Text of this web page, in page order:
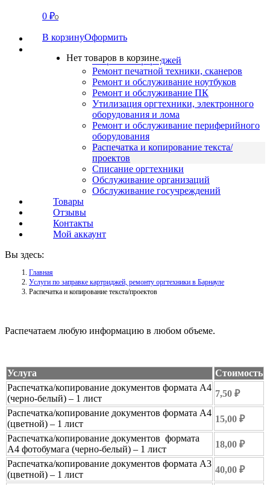
0 ₽0
В корзинуОформить
Нет товаров в корзине.
СВЯЗАТЬСЯ
О нас
Заправка картриджей
Ремонт печатной техники, сканеров
Ремонт и обслуживание ноутбуков
Ремонт и обслуживание ПК
Утилизация оргтехники, электронного
оборудования и лома
Ремонт и обслуживание периферийного
оборудования
Распечатка и копирование текста/
проектов
Списание оргтехники
Обслуживание организаций
Обслуживание госучреждений
Товары
Отзывы
Контакты
Мой аккаунт
Вы здесь:
Главная
Услуги по заправке картриджей, ремонту оргтехники в Барнауле
Распечатка и копирование текста/проектов
Распечатаем любую информацию в любом объеме.
Услуга
Стоимость
Распечатка/копирование документов формата А4
(черно-белый) – 1 лист
7,50 ₽
Распечатка/копирование документов формата А4
(цветной) – 1 лист
15,00 ₽
Распечатка/копирование документов формата
А4 фотобумага (черно-белый) – 1 лист
18,00 ₽
Распечатка/копирование документов формата А3
(цветной) – 1 лист
40,00 ₽